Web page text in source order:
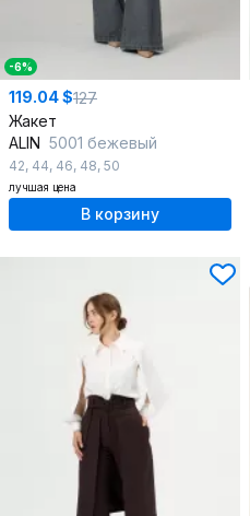
-6%
119.04 $127
Жакет
ALIN 5001 бежевый
42, 44, 46, 48, 50
лучшая цена
В корзину